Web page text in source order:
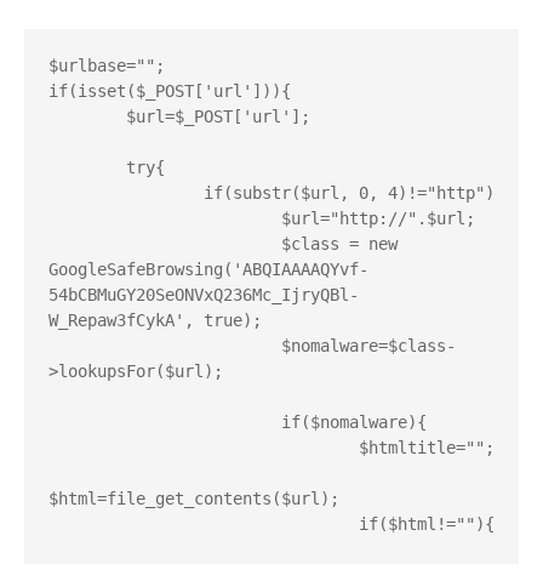
$urlbase="";
if(isset($_POST['url'])){
GoogleSafeBrowsing('ABQIAAAAQYvf-
54bCBMuGY20SeONVxQ236Mc_IjryQBl-
W_Repaw3fCykA', true);
>lookupsFor($url);
$html=file_get_contents($url);